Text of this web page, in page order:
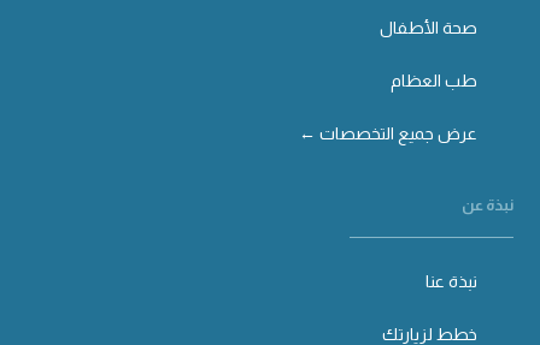
صحة الأطفال
طب العظام
عرض جميع التخصصات ←
نبذة عن
نبذة عنا
خطط لزيارتك